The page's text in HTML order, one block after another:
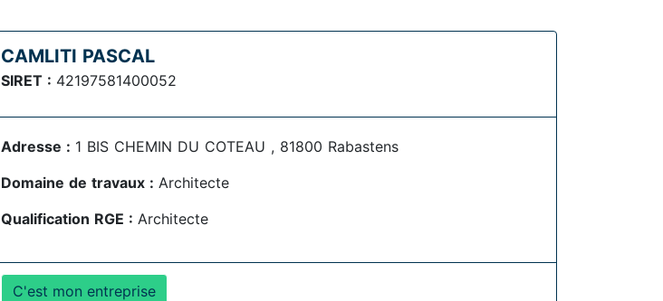
CAMLITI PASCAL
SIRET : 42197581400052
Adresse : 1 BIS CHEMIN DU COTEAU , 81800 Rabastens
Domaine de travaux : Architecte
Qualification RGE : Architecte
C'est mon entreprise